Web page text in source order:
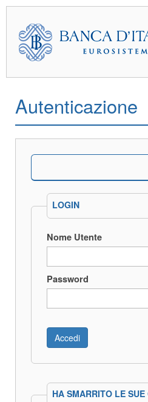
Autenticazione
LOGIN
Nome Utente
Password
HA SMARRITO LE